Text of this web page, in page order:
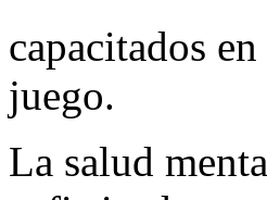
capacitados
juego.
La salud